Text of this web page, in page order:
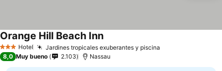
3 Estrellas
Hotel Jardines tropicales exuberantes y piscina
Orange Hill Beach Inn
8,0 Muy bueno 2.103 Nassau